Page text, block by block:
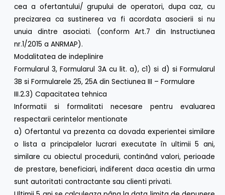
cea a ofertantului/ grupului de operatori, dupa caz, cu
precizarea ca sustinerea va fi acordata asocierii si nu
unuia dintre asociati. (conform Art.7 din Instructiunea
nr.1/2015 a ANRMAP).
Modalitatea de indeplinire
Formularul 3, Formularul 3A cu lit. a), c1) si d) si Formularul
3B si Formularele 25, 25A din Sectiunea III – Formulare
III.2.3) Capacitatea tehnica
Informatii si formalitati necesare pentru evaluarea
respectarii cerintelor mentionate
a) Ofertantul va prezenta ca dovada experientei similare
o lista a principalelor lucrari executate în ultimii 5 ani,
similare cu obiectul procedurii, continând valori, perioade
de prestare, beneficiari, indiferent daca acestia din urma
sunt autoritati contractante sau clienti privati.